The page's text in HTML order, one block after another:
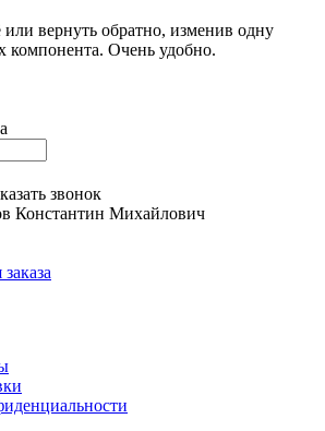
вернуть обратно, изменив одну
компонента. Очень удобно.
звонок
Константин Михайлович